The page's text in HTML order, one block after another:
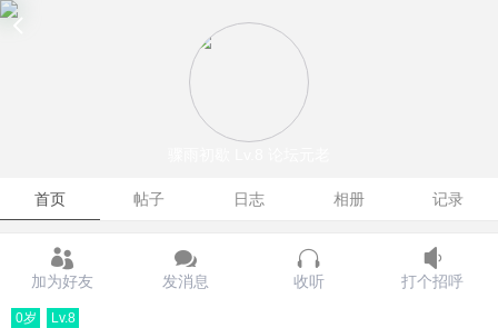
首页 帖子 日志 相册 记录
加为好友 发消息 收听 打个招呼
0岁 Lv.8